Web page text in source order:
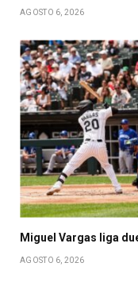
AGOSTO 6, 2026
Miguel Vargas liga
AGOSTO 6, 2026